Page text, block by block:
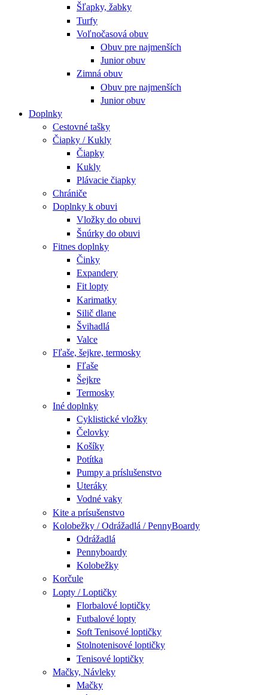
Šľapky, žabky
Turfy
Voľnočasová obuv
Obuv pre najmenších
Junior obuv
Zimná obuv
Obuv pre najmenších
Junior obuv
Doplnky
Cestovné tašky
Čiapky / Kukly
Čiapky
Kukly
Plávacie čiapky
Chrániče
Doplnky k obuvi
Vložky do obuvi
Šnúrky do obuvi
Fitnes doplnky
Činky
Expandery
Fit lopty
Karimatky
Silič dlane
Švihadlá
Valce
Fľaše, šejkre, termosky
Fľaše
Šejkre
Termosky
Iné doplnky
Cyklistické vložky
Čelovky
Košíky
Potítka
Pumpy a príslušenstvo
Uteráky
Vodné vaky
Kite a prísušenstvo
Kolobežky / Odrážadlá / PennyBoardy
Odrážadlá
Pennyboardy
Kolobežky
Korčule
Lopty / Loptičky
Florbalové loptičky
Futbalové lopty
Soft Tenisové loptičky
Stolnotenisové loptičky
Tenisové loptičky
Mačky, Návleky
Mačky